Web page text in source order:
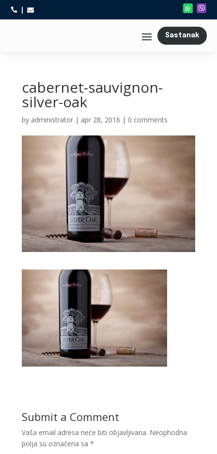
 
Sastanak
cabernet-sauvignon-
silver-oak
by administrator| apr 28, 2016 | 0 comments
Submit a Comment
Vaša email adresa neće biti objavljivana. Neophodna
polja su označena sa *